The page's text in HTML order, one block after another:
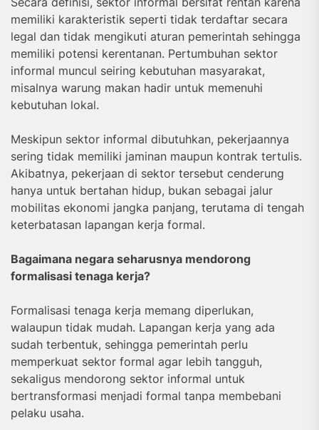
memiliki karakteristik seperti tidak terdaftar secara
legal dan tidak mengikuti aturan pemerintah sehingga
memiliki potensi kerentanan. Pertumbuhan sektor
informal muncul seiring kebutuhan masyarakat,
misalnya warung makan hadir untuk memenuhi
kebutuhan lokal.
Meskipun sektor informal dibutuhkan, pekerjaannya
sering tidak memiliki jaminan maupun kontrak tertulis.
Akibatnya, pekerjaan di sektor tersebut cenderung
hanya untuk bertahan hidup, bukan sebagai jalur
mobilitas ekonomi jangka panjang, terutama di tengah
keterbatasan lapangan kerja formal.
Bagaimana negara seharusnya mendorong
formalisasi tenaga kerja?
Formalisasi tenaga kerja memang diperlukan,
walaupun tidak mudah. Lapangan kerja yang ada
sudah terbentuk, sehingga pemerintah perlu
memperkuat sektor formal agar lebih tangguh,
sekaligus mendorong sektor informal untuk
bertransformasi menjadi formal tanpa membebani
pelaku usaha.